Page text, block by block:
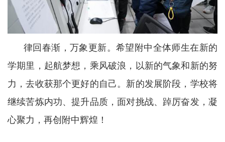
律回春渐，万象更新。希望附中全体师生在新的
学期里，起航梦想，乘风破浪，以新的气象和新的努
力，去收获那个更好的自己。新的发展阶段，学校将
继续苦炼内功、提升品质，面对挑战、踔厉奋发，凝
心聚力，再创附中辉煌！